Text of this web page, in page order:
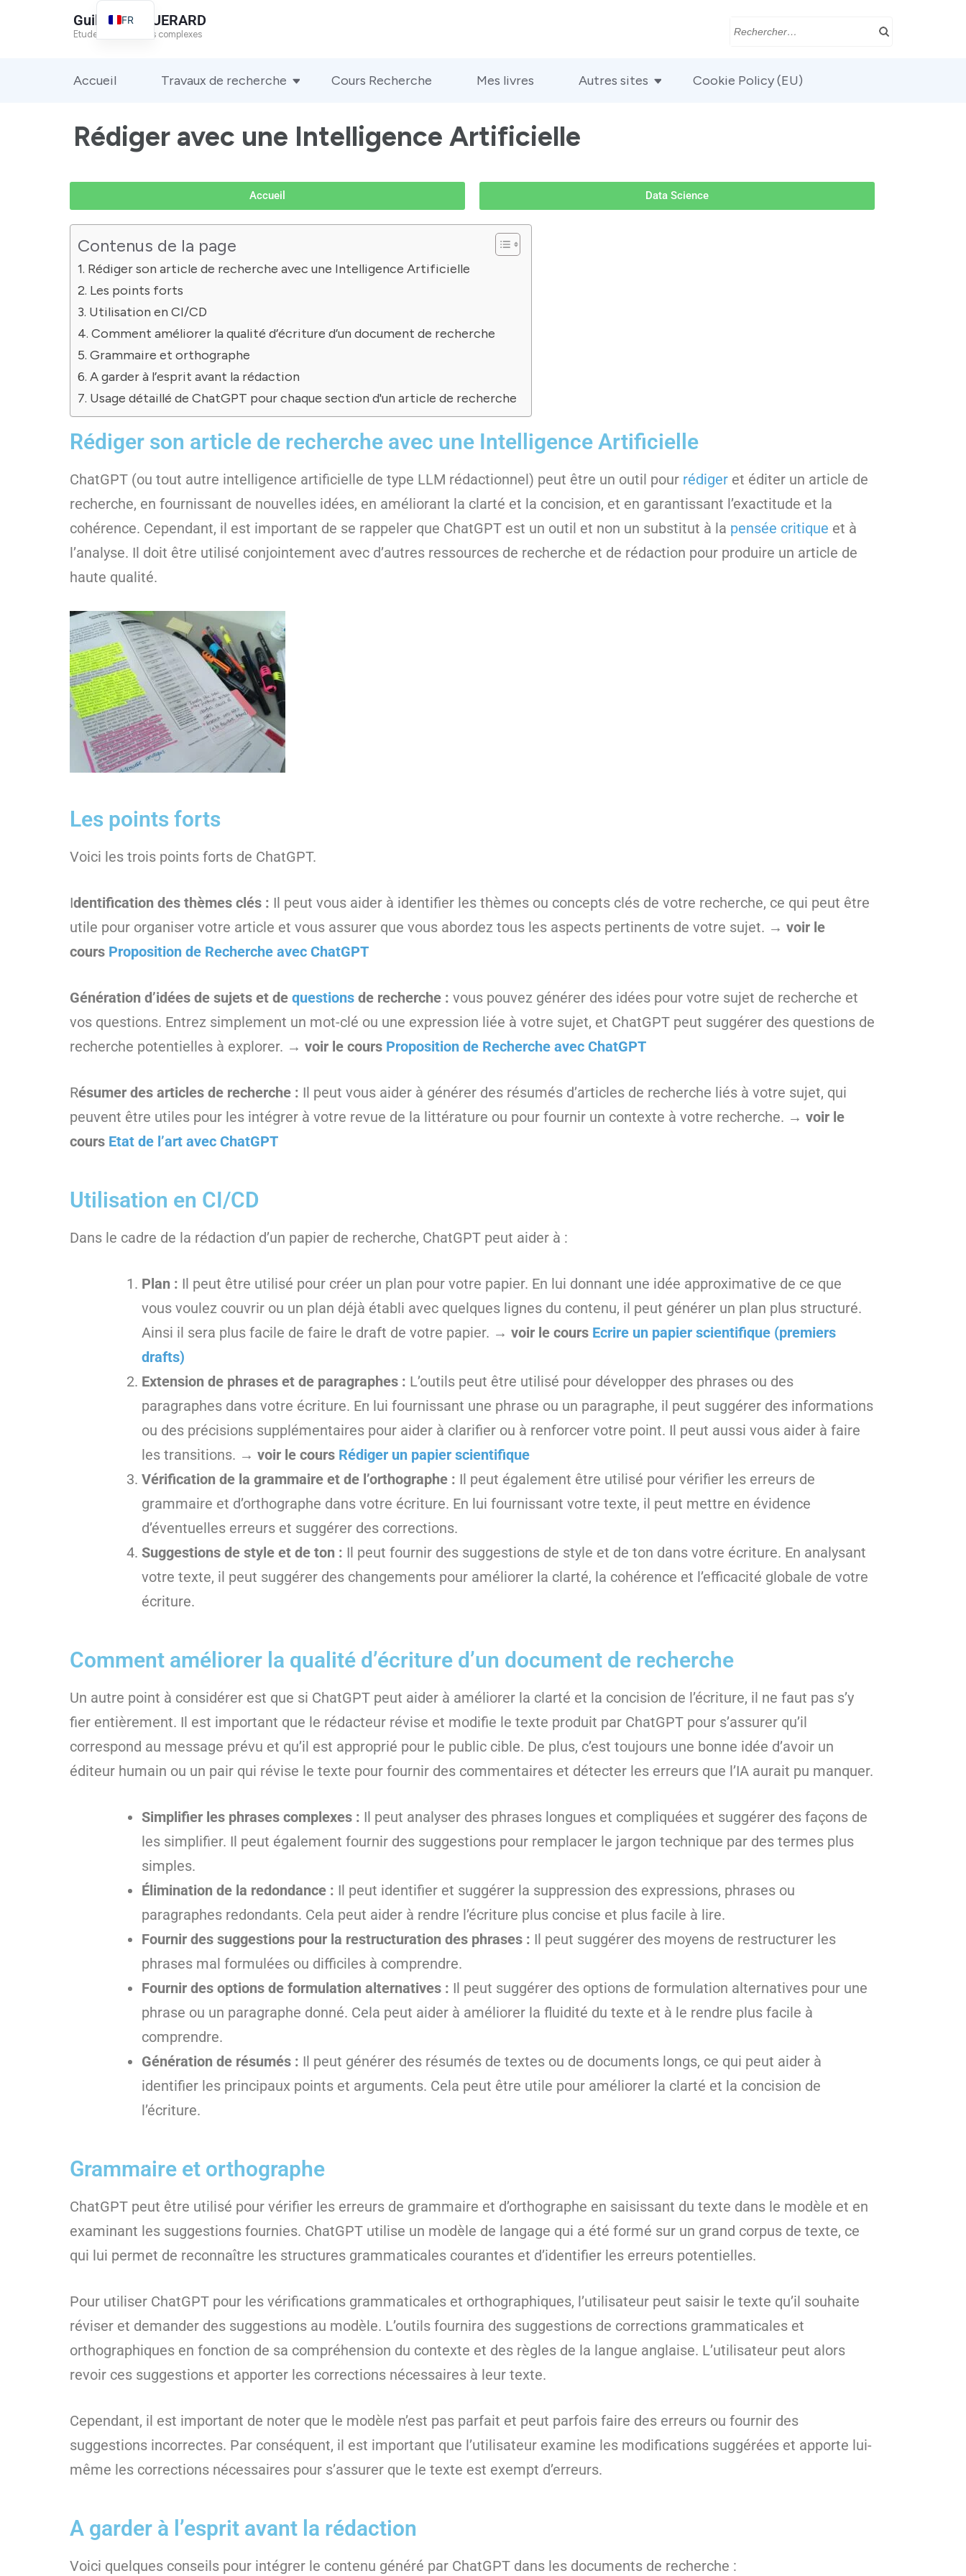
Guillaume GUERARD
Etude des systèmes complexes
Accueil Travaux de recherche Cours Recherche Mes livres Autres sites Cookie Policy (EU)
Rédiger avec une Intelligence Artificielle
Accueil Data Science
Contenus de la page
Rédiger son article de recherche avec une Intelligence Artificielle
Les points forts
Utilisation en CI/CD
Comment améliorer la qualité d’écriture d’un document de recherche
Grammaire et orthographe
A garder à l’esprit avant la rédaction
Usage détaillé de ChatGPT pour chaque section d'un article de recherche
Rédiger son article de recherche avec une Intelligence Artificielle
ChatGPT (ou tout autre intelligence artificielle de type LLM rédactionnel) peut être un outil pour rédiger et éditer un article de
recherche, en fournissant de nouvelles idées, en améliorant la clarté et la concision, et en garantissant l’exactitude et la
cohérence. Cependant, il est important de se rappeler que ChatGPT est un outil et non un substitut à la pensée critique et à
l’analyse. Il doit être utilisé conjointement avec d’autres ressources de recherche et de rédaction pour produire un article de
haute qualité.
Les points forts
Voici les trois points forts de ChatGPT.
Identification des thèmes clés : Il peut vous aider à identifier les thèmes ou concepts clés de votre recherche, ce qui peut être
utile pour organiser votre article et vous assurer que vous abordez tous les aspects pertinents de votre sujet. → voir le
cours Proposition de Recherche avec ChatGPT
Génération d’idées de sujets et de questions de recherche : vous pouvez générer des idées pour votre sujet de recherche et
vos questions. Entrez simplement un mot-clé ou une expression liée à votre sujet, et ChatGPT peut suggérer des questions de
recherche potentielles à explorer. → voir le cours Proposition de Recherche avec ChatGPT
Résumer des articles de recherche : Il peut vous aider à générer des résumés d’articles de recherche liés à votre sujet, qui
peuvent être utiles pour les intégrer à votre revue de la littérature ou pour fournir un contexte à votre recherche. → voir le
cours Etat de l’art avec ChatGPT
Utilisation en CI/CD
Dans le cadre de la rédaction d’un papier de recherche, ChatGPT peut aider à :
Plan : Il peut être utilisé pour créer un plan pour votre papier. En lui donnant une idée approximative de ce que
vous voulez couvrir ou un plan déjà établi avec quelques lignes du contenu, il peut générer un plan plus structuré.
Ainsi il sera plus facile de faire le draft de votre papier. → voir le cours Ecrire un papier scientifique (premiers
drafts)
Extension de phrases et de paragraphes : L’outils peut être utilisé pour développer des phrases ou des
paragraphes dans votre écriture. En lui fournissant une phrase ou un paragraphe, il peut suggérer des informations
ou des précisions supplémentaires pour aider à clarifier ou à renforcer votre point. Il peut aussi vous aider à faire
les transitions. → voir le cours Rédiger un papier scientifique
Vérification de la grammaire et de l’orthographe : Il peut également être utilisé pour vérifier les erreurs de
grammaire et d’orthographe dans votre écriture. En lui fournissant votre texte, il peut mettre en évidence
d’éventuelles erreurs et suggérer des corrections.
Suggestions de style et de ton : Il peut fournir des suggestions de style et de ton dans votre écriture. En analysant
votre texte, il peut suggérer des changements pour améliorer la clarté, la cohérence et l’efficacité globale de votre
écriture.
Comment améliorer la qualité d’écriture d’un document de recherche
Un autre point à considérer est que si ChatGPT peut aider à améliorer la clarté et la concision de l’écriture, il ne faut pas s’y
fier entièrement. Il est important que le rédacteur révise et modifie le texte produit par ChatGPT pour s’assurer qu’il
correspond au message prévu et qu’il est approprié pour le public cible. De plus, c’est toujours une bonne idée d’avoir un
éditeur humain ou un pair qui révise le texte pour fournir des commentaires et détecter les erreurs que l’IA aurait pu manquer.
Simplifier les phrases complexes : Il peut analyser des phrases longues et compliquées et suggérer des façons de
les simplifier. Il peut également fournir des suggestions pour remplacer le jargon technique par des termes plus
simples.
Élimination de la redondance : Il peut identifier et suggérer la suppression des expressions, phrases ou
paragraphes redondants. Cela peut aider à rendre l’écriture plus concise et plus facile à lire.
Fournir des suggestions pour la restructuration des phrases : Il peut suggérer des moyens de restructurer les
phrases mal formulées ou difficiles à comprendre.
Fournir des options de formulation alternatives : Il peut suggérer des options de formulation alternatives pour une
phrase ou un paragraphe donné. Cela peut aider à améliorer la fluidité du texte et à le rendre plus facile à
comprendre.
Génération de résumés : Il peut générer des résumés de textes ou de documents longs, ce qui peut aider à
identifier les principaux points et arguments. Cela peut être utile pour améliorer la clarté et la concision de
l’écriture.
Grammaire et orthographe
ChatGPT peut être utilisé pour vérifier les erreurs de grammaire et d’orthographe en saisissant du texte dans le modèle et en
examinant les suggestions fournies. ChatGPT utilise un modèle de langage qui a été formé sur un grand corpus de texte, ce
qui lui permet de reconnaître les structures grammaticales courantes et d’identifier les erreurs potentielles.
Pour utiliser ChatGPT pour les vérifications grammaticales et orthographiques, l’utilisateur peut saisir le texte qu’il souhaite
réviser et demander des suggestions au modèle. L’outils fournira des suggestions de corrections grammaticales et
orthographiques en fonction de sa compréhension du contexte et des règles de la langue anglaise. L’utilisateur peut alors
revoir ces suggestions et apporter les corrections nécessaires à leur texte.
Cependant, il est important de noter que le modèle n’est pas parfait et peut parfois faire des erreurs ou fournir des
suggestions incorrectes. Par conséquent, il est important que l’utilisateur examine les modifications suggérées et apporte lui-
même les corrections nécessaires pour s’assurer que le texte est exempt d’erreurs.
A garder à l’esprit avant la rédaction
Voici quelques conseils pour intégrer le contenu généré par ChatGPT dans les documents de recherche :
FR